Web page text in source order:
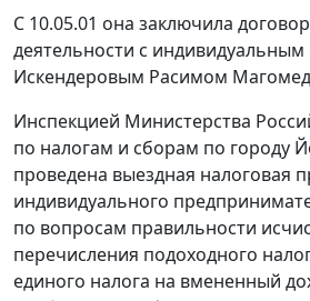
С 10.05.01 она заключила
деятельности с
Искендеровым Расимом
Инспекцией Министерства
по налогам и сборам по городу
проведена выездная налоговая
индивидуального
по вопросам правильности
перечисления подоходного
единого налога на вмененный